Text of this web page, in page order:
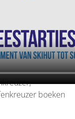
Alpfenkreuzer,
Udo
boeken